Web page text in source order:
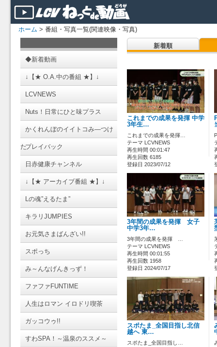
ホーム > 番組・写真一覧(関連映像・写真)
◆新着動画
↓【★ O.A.中の番組 ★】↓
LCVNEWS
Nuts！日常にひと味プラス
かくれんぼのイイトコみ―つけ
たプレイバック
日赤健康チャンネル
↓【★ アーカイブ番組 ★】↓
Lの魂”えるたま”
キラリJUMPIES
お元気さまばんざい!!
スポっち
み～んなげんきっず！
ファファFUNTIME
人生はロマン イロドリ喫茶
ガッコウゥ!!
すわSPA！～温泉のススメ～
新着順
これまでの成果を発揮 中学
3年生…
これまでの成果を発揮…
テーマ LCVNEWS
再生時間 00:01:47
再生回数 6185
登録日 2023/07/12
3年間の成果を発揮 女子
中学3年…
3年間の成果を発揮 …
テーマ LCVNEWS
再生時間 00:01:55
再生回数 1958
登録日 2024/07/17
スポたま_全国目指し北信
越へ 東…
スポたま_全国目指し…